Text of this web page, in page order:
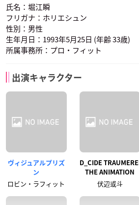
氏名：堀江瞬
フリガナ：ホリエシュン
性別：男性
生年月日：1993年5月25日 (年齢 33歳)
所属事務所：プロ・フィット
出演キャラクター
ヴィジュアルプリズ
ン
ロビン・ラフィット
D_CIDE TRAUMEREI
THE ANIMATION
伏辺或斗